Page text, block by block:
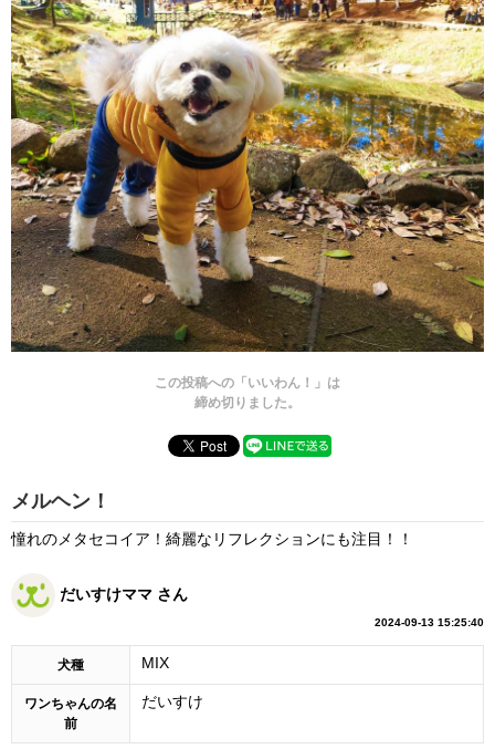
この投稿への「いいわん！」は
締め切りました。
メルヘン！
憧れのメタセコイア！綺麗なリフレクションにも注目！！
だいすけママ さん
2024-09-13 15:25:40
犬種 MIX
ワンちゃんの名
前
だいすけ